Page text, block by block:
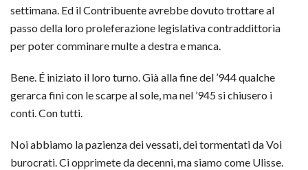
settimana. Ed il Contribuente avrebbe dovuto trottare al
passo della loro proleferazione legislativa contraddittoria
per poter comminare multe a destra e manca.
Bene. É iniziato il loro turno. Già alla fine del ’944 qualche
gerarca finì con le scarpe al sole, ma nel ’945 si chiusero i
conti. Con tutti.
Noi abbiamo la pazienza dei vessati, dei tormentati da Voi
burocrati. Ci opprimete da decenni, ma siamo come Ulisse.